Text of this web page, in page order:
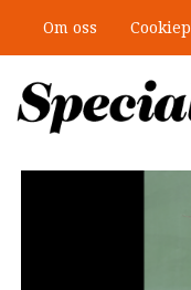
huvudinnehåll
Om oss